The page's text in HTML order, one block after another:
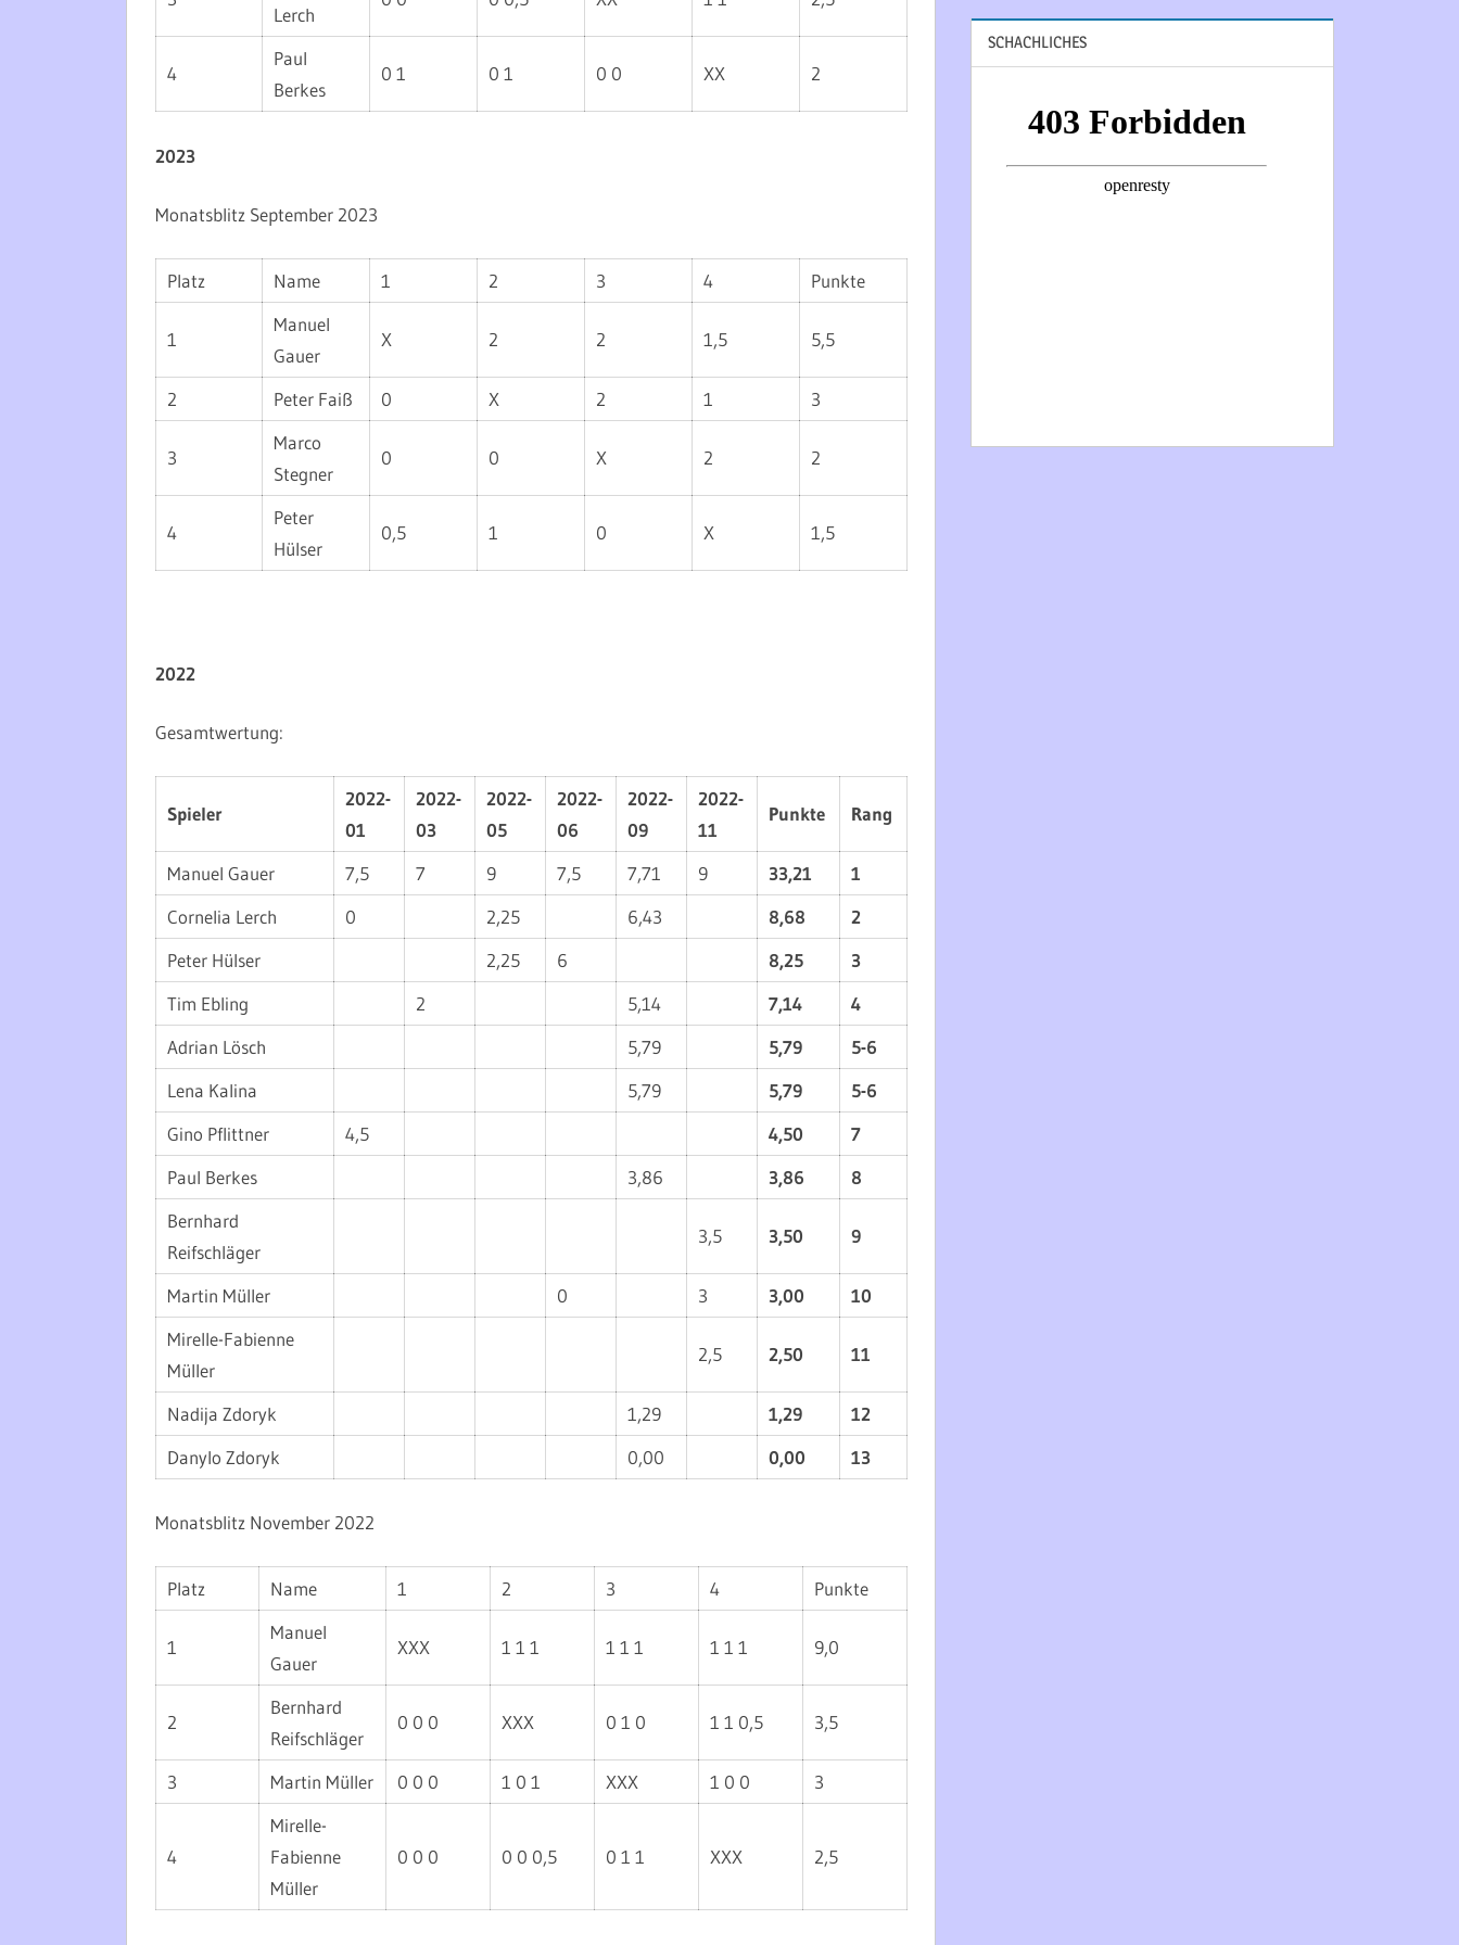
Lerch
4
Paul
Berkes
0 1 0 1 0 0 XX 2
2023
Monatsblitz September 2023
Platz Name 1 2 3 4 Punkte
1
Manuel
Gauer
X 2 2 1,5 5,5
2 Peter Faiß 0 X 2 1 3
3
Marco
Stegner
0 0 X 2 2
4
Peter
Hülser
0,5 1 0 X 1,5
2022
Gesamtwertung:
Spieler
2022-
01
2022-
03
2022-
05
2022-
06
2022-
09
2022-
11
Punkte Rang
Manuel Gauer 7,5 7 9 7,5 7,71 9 33,21
1
Cornelia Lerch
0 2,25 6,43 8,68
2
Peter Hülser
2,25 6 8,25
3
Tim Ebling
2 5,14 7,14
4
Adrian Lösch
5,79 5,79
5-6
Lena Kalina
5,79 5,79
5-6
Gino Pflittner
4,5 4,50
7
Paul Berkes
3,86 3,86
8
Bernhard
Reifschläger
3,5 3,50 9
Martin Müller 0 3 3,00
10
Mirelle-Fabienne
Müller
2,5 2,50 11
Nadija Zdoryk 1,29 1,29
12
Danylo Zdoryk
0,00 0,00 13
Monatsblitz November 2022
Platz Name 1 2 3 4 Punkte
1
Manuel
Gauer
XXX 1 1 1 1 1 1 1 1 1 9,0
2
Bernhard
Reifschläger
0 0 0 XXX 0 1 0 1 1 0,5 3,5
3 Martin Müller 0 0 0 1 0 1 XXX 1 0 0 3
4
Mirelle-
Fabienne
Müller
0 0 0 0 0 0,5 0 1 1 XXX 2,5
SCHACHLICHES